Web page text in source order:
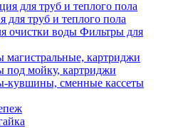
для труб и теплого пола
Фильтры для
магистральные, картриджи
под мойку, картриджи
кувшины, сменные кассеты